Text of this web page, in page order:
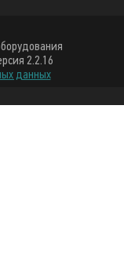
2.2.16
данных